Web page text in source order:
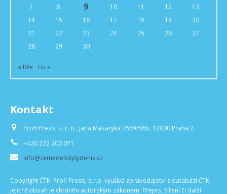
7
8 9 10 11 12
13
14
15 16 17 18 19
20
21
22 23 24 25 26
27
28
29 30
« Bře Lis »
Kontakt
Profi Press, s. r. o., Jana Masaryka 2559/56b, 12000 Praha 2
+420 222 200 071
info@zemedelskytydenik.cz
Copyright ČTK. Profi Press, s.r.o. využívá zpravodajství z databází ČTK,
jejichž obsah je chráněn autorským zákonem. Přepis, šíření či další